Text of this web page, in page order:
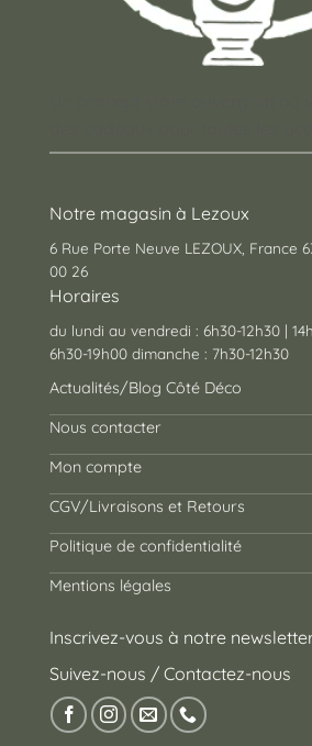
Notre magasin à Lezoux
6 Rue Porte Neuve LEZOUX, France
00 26
Horaires
du lundi au vendredi : 6h30-12h30 |
6h30-19h00 dimanche : 7h30-12h30
Actualités/Blog Côté Déco
Nous contacter
Mon compte
CGV/Livraisons et Retours
Politique de confidentialité
Mentions légales
Inscrivez-vous à notre
Suivez-nous / Contactez-nous